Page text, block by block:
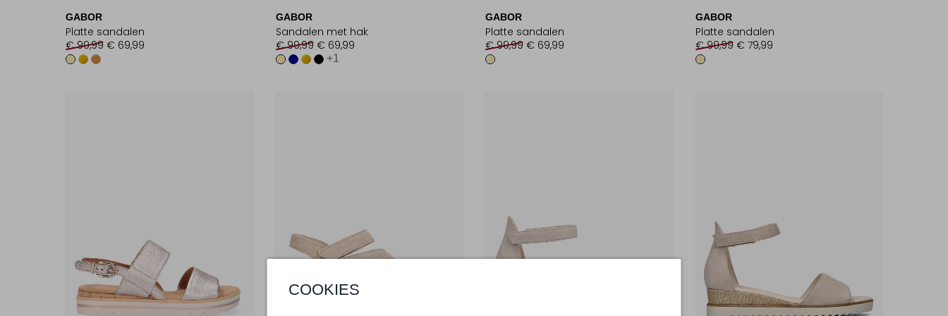
COOKIES
GABOR
Platte sandalen
€ 99,99 € 69,99
GABOR
Sandalen met hak
€ 99,99 € 69,99
+1
GABOR
Platte sandalen
€ 99,99 € 69,99
GABOR
Platte sandalen
€ 99,99 € 79,99